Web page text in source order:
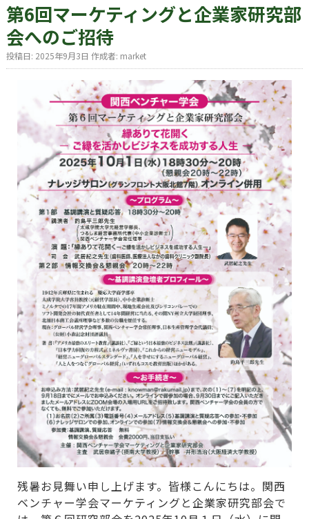
第6回マーケティングと企業家研究部
会へのご招待
投稿日: 2025年9月3日 作成者: market
残暑お見舞い申し上げます。皆様こんにちは。関西
ベンチャー学会マーケティングと企業家研究部会で